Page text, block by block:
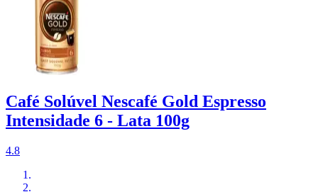
Café Solúvel Nescafé Gold Espresso
Intensidade 6 - Lata 100g
4.8